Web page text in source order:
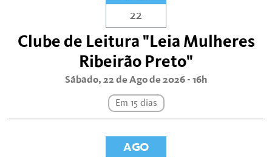
22
Clube de Leitura "Leia Mulheres
Ribeirão Preto"
Sábado, 22 de Ago de 2026 - 16h
Em 15 dias
AGO